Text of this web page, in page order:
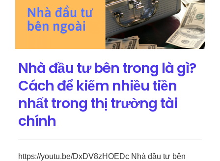
Nhà đầu tư bên trong là gì?
Cách để kiếm nhiều tiền
nhất trong thị trường tài
chính
https://youtu.be/DxDV8zHOEDc Nhà đầu tư bên